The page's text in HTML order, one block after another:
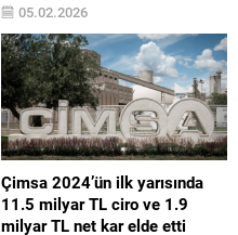
Günsan Akıllı Wifi Sıcaklık & Nem
Sensörü, konforlu ve sağlıklı
ortamlar yaratılmasını
destekliyor. Kullanıcılara uzaktan
takip imkanı sunarak ortam
koşullarının her an izlenebilmesini
sağlıyor. Yaşam alanlarında
sıcaklık ve nem seviyelerinin
dengede tutulması, hem konforlu
bir ortam hem de...
05.02.2026
Çimsa 2024’ün ilk yarısında
11.5 milyar TL ciro ve 1.9
milyar TL net kar elde etti